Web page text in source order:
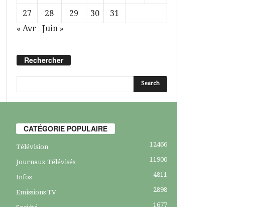
27
28 29 30
31
« Avr
Juin »
Rechercher
CATÉGORIE POPULAIRE
Télévision 12466
Journaux Télévisés 11900
Infos 4811
Emissions TV 2898
1677